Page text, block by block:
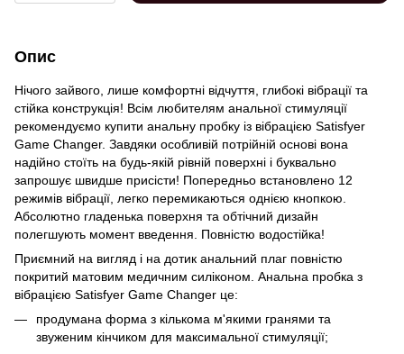
Опис
Нічого зайвого, лише комфортні відчуття, глибокі вібрації та
стійка конструкція! Всім любителям анальної стимуляції
рекомендуємо купити анальну пробку із вібрацією Satisfyer
Game Changer. Завдяки особливій потрійній основі вона
надійно стоїть на будь-якій рівній поверхні і буквально
запрошує швидше присісти! Попередньо встановлено 12
режимів вібрації, легко перемикаються однією кнопкою.
Абсолютно гладенька поверхня та обтічний дизайн
полегшують момент введення. Повністю водостійка!
Приємний на вигляд і на дотик анальний плаг повністю
покритий матовим медичним силіконом. Анальна пробка з
вібрацією Satisfyer Game Changer це:
продумана форма з кількома м'якими гранями та
звуженим кінчиком для максимальної стимуляції;